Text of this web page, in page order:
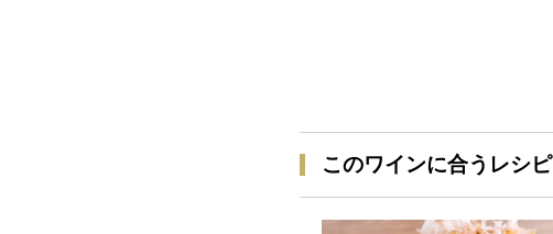
このワインに合うレシピ